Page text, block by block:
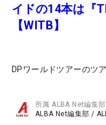
イドの14本は『
【WITB】
DPワールドツアーのツ
所属ALBA Net編集部
ALBA Net編集部 /